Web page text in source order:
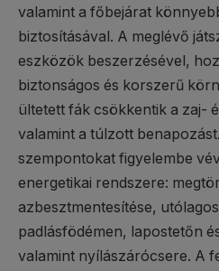
valamint a főbejárat
biztosításával. A meglévő
eszközök beszerzésével,
biztonságos és korszerű
ültetett fák csökkentik a zaj-
valamint a túlzott
szempontokat figyelembe
energetikai rendszere:
azbesztmentesítése,
padlásfödémen, lapostetőn
valamint nyílászárócsere. A